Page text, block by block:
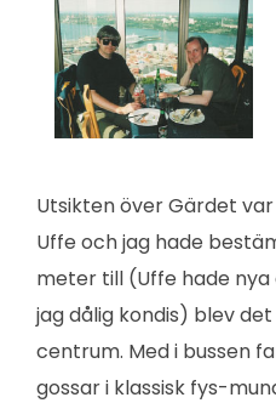
Utsikten över Gärdet
Uffe och jag hade
meter till (Uffe hade
jag dålig kondis) blev
centrum. Med i bussen
gossar i klassisk fys-